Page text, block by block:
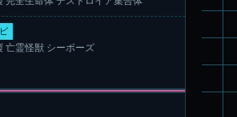
亡霊怪獣 シーボーズ